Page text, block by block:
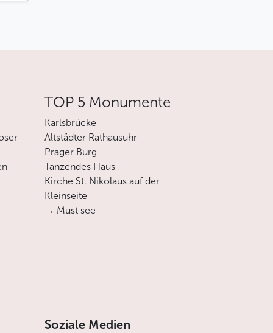
TOP 5 Monumente
Karlsbrücke
Altstädter Rathausuhr
Prager Burg
Tanzendes Haus
Kirche St. Nikolaus auf der
Kleinseite
→ Must see
Soziale Medien